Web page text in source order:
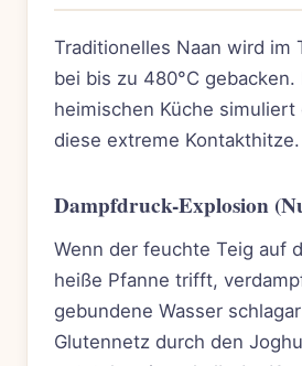
Traditionelles Naan wird im
bei bis zu 480°C gebacken.
heimischen Küche simuliert
diese extreme Kontakthitze.
Dampfdruck-Explosion
Wenn der feuchte Teig auf
heiße Pfanne trifft,
gebundene Wasser
Glutennetz durch den